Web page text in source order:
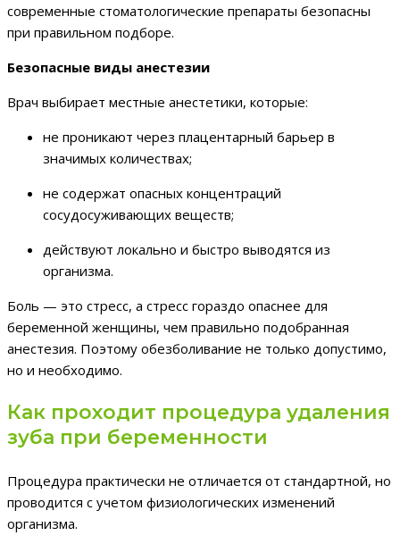
современные стоматологические препараты безопасны
при правильном подборе.
Безопасные виды анестезии
Врач выбирает местные анестетики, которые:
не проникают через плацентарный барьер в
значимых количествах;
не содержат опасных концентраций
сосудосуживающих веществ;
действуют локально и быстро выводятся из
организма.
Боль — это стресс, а стресс гораздо опаснее для
беременной женщины, чем правильно подобранная
анестезия. Поэтому обезболивание не только допустимо,
но и необходимо.
Как проходит процедура удаления
зуба при беременности
Процедура практически не отличается от стандартной, но
проводится с учетом физиологических изменений
организма.